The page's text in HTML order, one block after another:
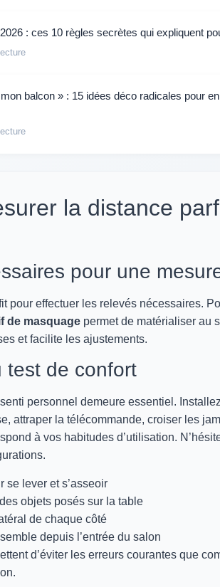
: ces 10 règles secrètes qui expliquent
balcon » : 15 idées déco radicales pour
la distance
pour une
pour effectuer les relevés nécessaires.
de masquage permet de matérialiser au
et facilite les ajustements.
test de confort
personnel demeure essentiel.
attraper la télécommande, croiser les
à vos habitudes d’utilisation.
se lever et s’asseoir
objets posés sur la table
de chaque côté
depuis l’entrée du salon
d’éviter les erreurs courantes que